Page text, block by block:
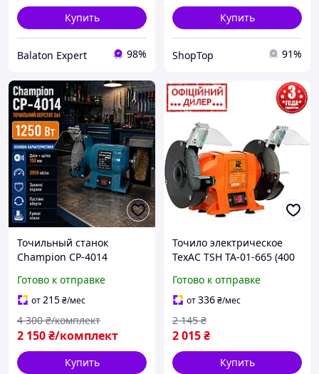
Купить
Balaton Expert 98%
Купить
ShopTop 91%
Точильный станок
Champion CP-4014
Диск щетка 2 в 1 1250 Вт
150 мм 2950 мин. Верстак
для заточки инструмент
Готово к отправке
от215₴/мес
2 150₴/комплект
4 300 ₴/комплект
Купить
Точило электрическое
ТехАС TSH ТА-01-665 (400
мм) Станок точильный
Готово к отправке
от336₴/мес
2 015₴
2 145 ₴
Купить